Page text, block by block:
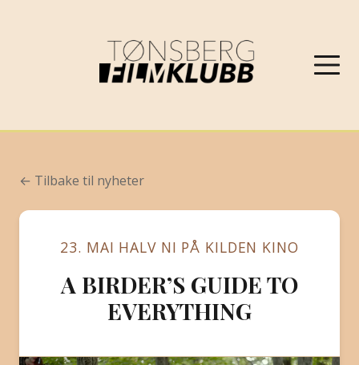
VÅRPROGRAM 2026
OM FILMKLUBBEN
← Tilbake til nyheter
23. MAI HALV NI PÅ KILDEN KINO
A BIRDER’S GUIDE TO
EVERYTHING